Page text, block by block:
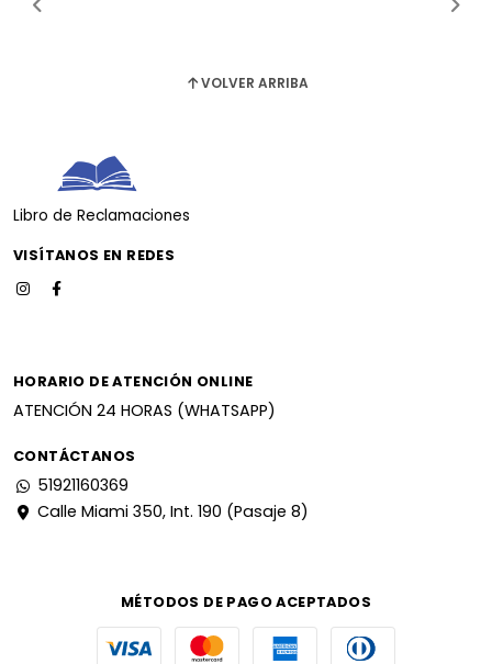
VOLVER ARRIBA
Libro de Reclamaciones
VISÍTANOS EN REDES
HORARIO DE ATENCIÓN ONLINE
ATENCIÓN 24 HORAS (WHATSAPP)
CONTÁCTANOS
51921160369
Calle Miami 350, Int. 190 (Pasaje 8)
MÉTODOS DE PAGO ACEPTADOS